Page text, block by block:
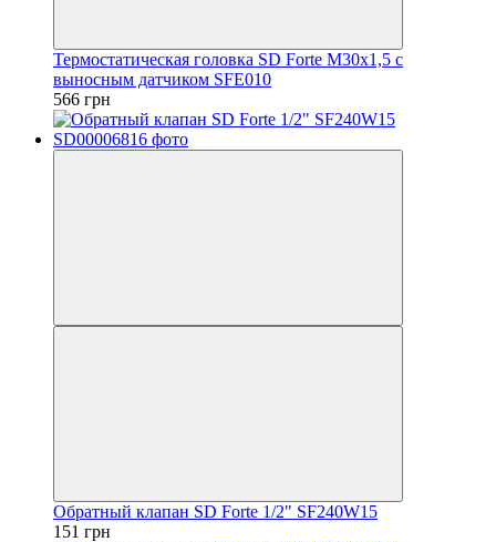
Термостатическая головка SD Forte М30х1,5 с
выносным датчиком SFE010
566 грн
Обратный клапан SD Forte 1/2" SF240W15
151 грн